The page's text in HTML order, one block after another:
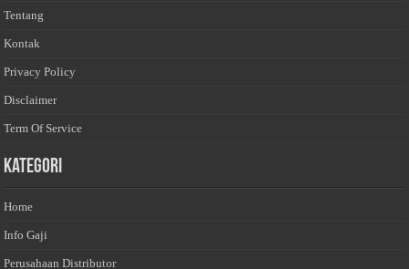
Tentang
Kontak
Privacy Policy
Disclaimer
Term Of Service
Kategori
Home
Info Gaji
Perusahaan Distributor